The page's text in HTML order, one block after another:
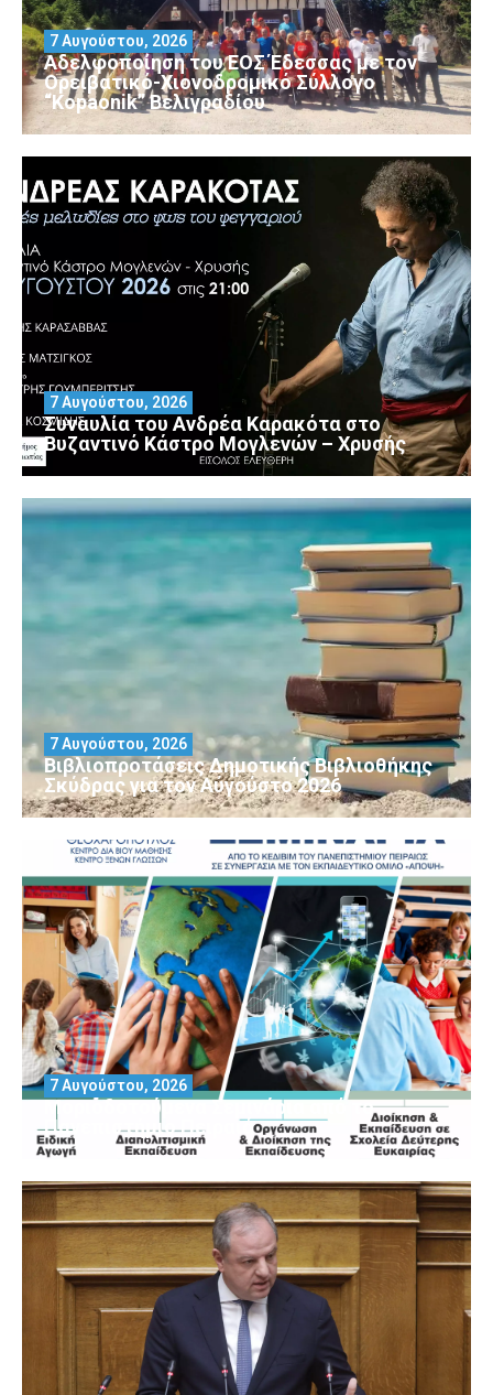
Αδελφοποίηση του ΕΟΣ Έδεσσας με τον
Ορειβατικό-Χιονοδρομικό Σύλλογο
“Kopaonik” Βελιγραδίου
7 Αυγούστου, 2026
Συναυλία του Ανδρέα Καρακότα στο
Βυζαντινό Κάστρο Μογλενών – Χρυσής
7 Αυγούστου, 2026
Βιβλιοπροτάσεις Δημοτικής Βιβλιοθήκης
Σκύδρας για τον Αύγούστο 2026
7 Αυγούστου, 2026
Μοριοδοτούμενα Σεμινάρια από το
Πανεπιστήμιο Πειραιά
7 Αυγούστου, 2026